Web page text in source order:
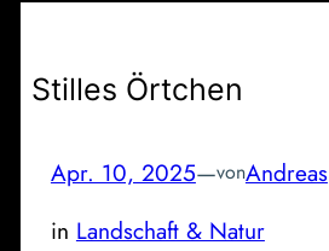
Stilles Örtchen
Apr. 10, 2025—vonAndreas
in Landschaft & Natur